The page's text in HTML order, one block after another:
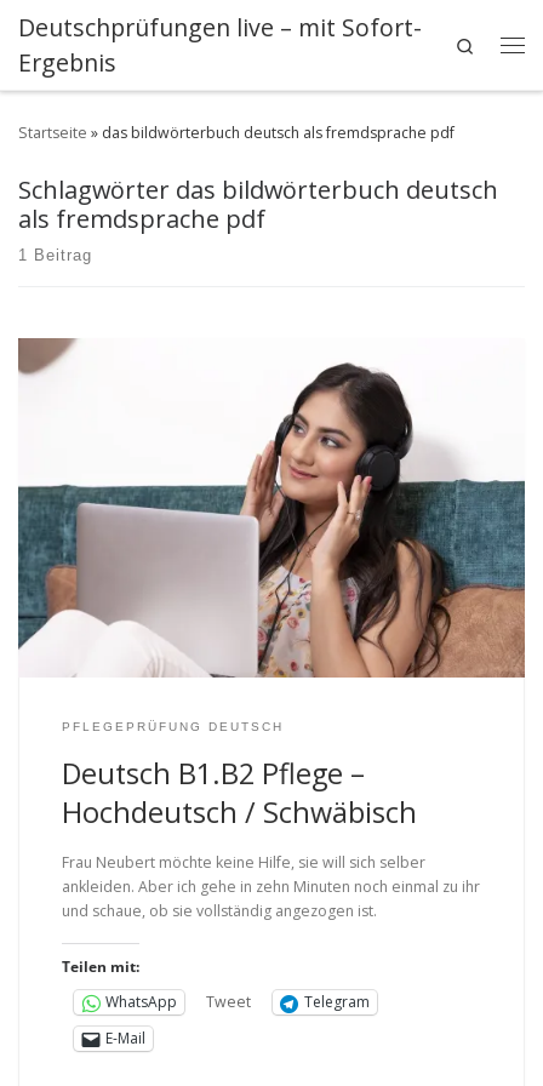
Zum Inhalt springen
Deutschprüfungen live – mit Sofort-
Ergebnis
Search
Startseite » das bildwörterbuch deutsch als fremdsprache pdf
Schlagwörter das bildwörterbuch deutsch
als fremdsprache pdf
1 Beitrag
PFLEGEPRÜFUNG DEUTSCH
Deutsch B1.B2 Pflege –
Hochdeutsch / Schwäbisch
Frau Neubert möchte keine Hilfe, sie will sich selber
ankleiden. Aber ich gehe in zehn Minuten noch einmal zu ihr
und schaue, ob sie vollständig angezogen ist.
Teilen mit:
WhatsApp
Tweet
Telegram
E-Mail